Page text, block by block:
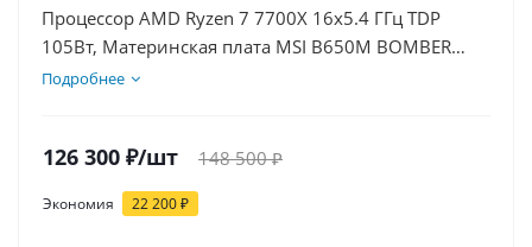
Процессор AMD Ryzen 7 7700X 16x5.4 ГГц TDP
105Вт, Материнская плата MSI B650M BOMBER
WIFI, Видеокарта RTX 5060 8Гб, Память
Подробнее
126 300 ₽/шт 148 500₽
Экономия 22 200₽